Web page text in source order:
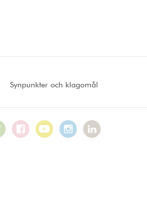
Synpunkter och klagomål